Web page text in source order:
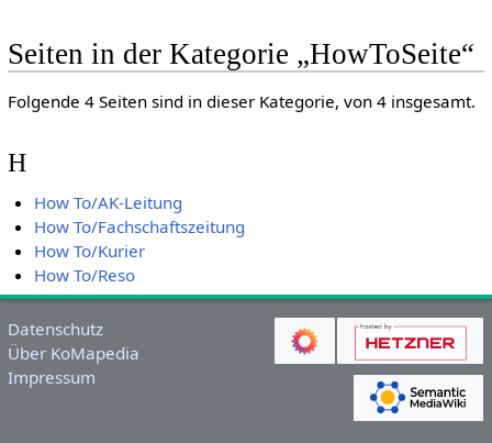
Seiten in der Kategorie „HowToSeite“
Folgende 4 Seiten sind in dieser Kategorie, von 4 insgesamt.
H
How To/AK-Leitung
How To/Fachschaftszeitung
How To/Kurier
How To/Reso
Datenschutz
Über KoMapedia
Impressum